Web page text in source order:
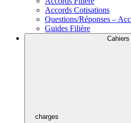
Accords Cotisations
Questions/Réponses –
Guides Filière
Cahiers
charges